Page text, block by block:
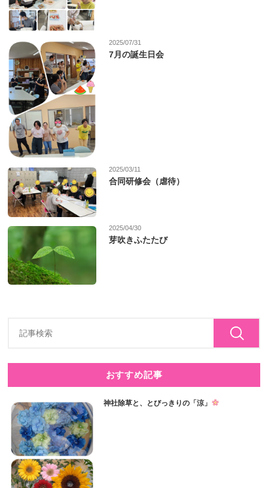
2025/07/31
7月の誕生日会
2025/03/11
合同研修会（虐待）
2025/04/30
芽吹きふたたび
おすすめ記事
神社除草と、とびっきりの「涼」